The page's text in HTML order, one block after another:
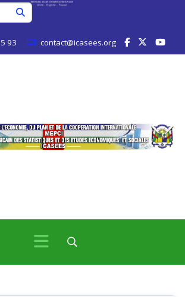
93 contact@icasees.org